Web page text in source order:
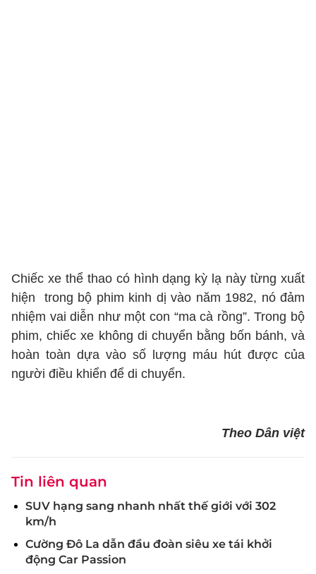
Chiếc xe thể thao có hình dạng kỳ lạ này từng xuất
hiện trong bộ phim kinh dị vào năm 1982, nó đảm
nhiệm vai diễn như một con “ma cà rồng”. Trong bộ
phim, chiếc xe không di chuyển bằng bốn bánh, và
hoàn toàn dựa vào số lượng máu hút được của
người điều khiển để di chuyển.
Theo Dân việt
Tin liên quan
SUV hạng sang nhanh nhất thế giới với 302
km/h
Cường Đô La dẫn đầu đoàn siêu xe tái khởi
động Car Passion